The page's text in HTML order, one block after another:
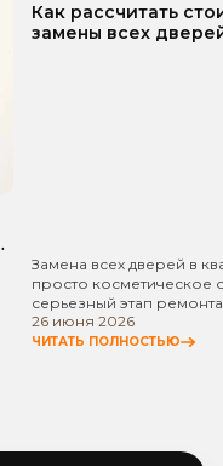
Как рассчитать
замены всех
Замена всех дверей в
просто косметическое
серьезный этап
26 июня 2026
ЧИТАТЬ ПОЛНОСТЬЮ